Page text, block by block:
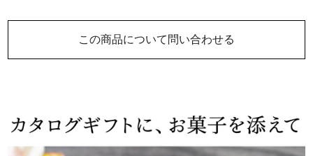
この商品について問い合わせる